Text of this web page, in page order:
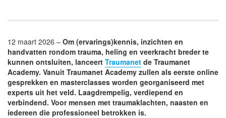
12 maart 2026 – Om (ervarings)kennis, inzichten en
handvatten rondom trauma, heling en veerkracht breder te
kunnen ontsluiten, lanceert Traumanet de Traumanet
Academy. Vanuit Traumanet Academy zullen als eerste online
gesprekken en masterclasses worden georganiseerd met
experts uit het veld. Laagdrempelig, verdiepend en
verbindend. Voor mensen met traumaklachten, naasten en
iedereen die professioneel betrokken is.